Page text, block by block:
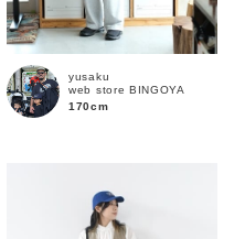
yusaku
web store BINGOYA
170cm